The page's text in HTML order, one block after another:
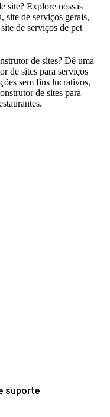
site? Explore nossas
, site de serviços gerais,
site de serviços de pet
de sites? Dê uma
de sites para serviços
sem fins lucrativos,
de sites para
.
suporte